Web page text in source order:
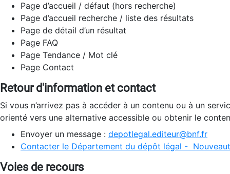
Page d’accueil / défaut (hors recherche)
Page d’accueil recherche / liste des résultats
Page de détail d’un résultat
Page FAQ
Page Tendance / Mot clé
Page Contact
Retour d'information et contact
Si vous n’arrivez pas à accéder à un contenu ou à un
orienté vers une alternative accessible ou obtenir le
Envoyer un message : depotlegal.editeur@bnf.fr
Contacter le Département du dépôt légal -
Voies de recours